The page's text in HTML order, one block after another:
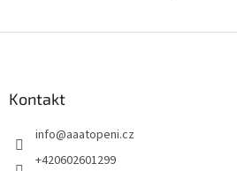
Kontakt
info@aaatopeni.cz
+420602601299